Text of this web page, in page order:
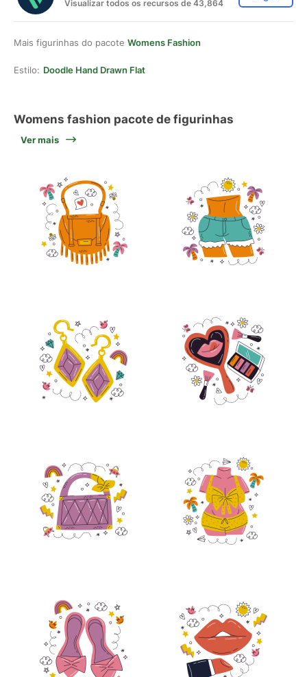
Visualizar todos os recursos de 43,864
Mais figurinhas do pacote Womens Fashion
Estilo: Doodle Hand Drawn Flat
Womens fashion pacote de figurinhas
Ver mais